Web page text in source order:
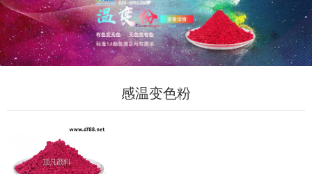
感温变色粉